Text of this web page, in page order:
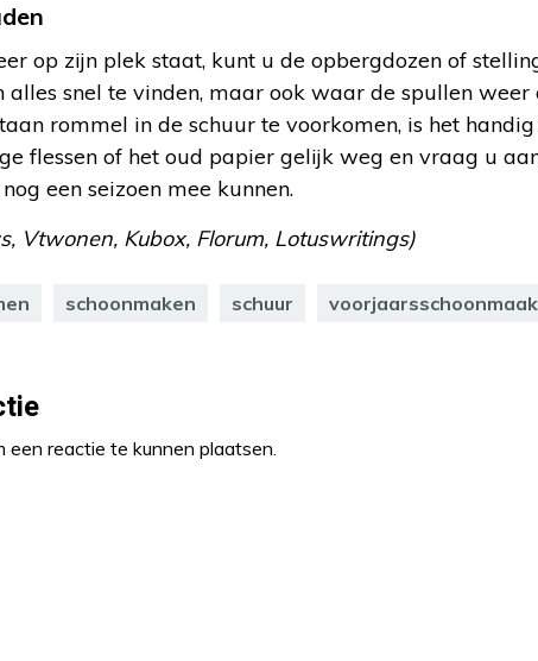
op zijn plek staat, kunt u de opbergdozen of
snel te vinden, maar ook waar de spullen weer
rommel in de schuur te voorkomen, is het
flessen of het oud papier gelijk weg en vraag u
een seizoen mee kunnen.
Vtwonen, Kubox, Florum, Lotuswritings)
schoonmaken schuur voorjaarsschoonmaak
een reactie te kunnen plaatsen.